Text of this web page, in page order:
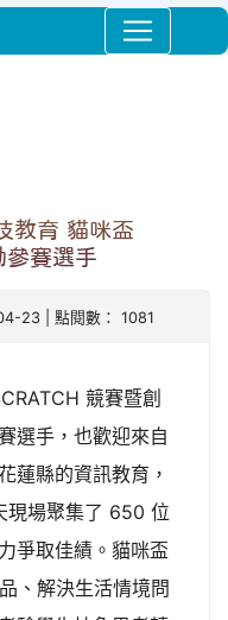
教育 貓咪盃
參賽選手
23 | 點閱數： 1081
競賽暨創
選手，也歡迎來自
蓮縣的資訊教育，
場聚集了 650 位
爭取佳績。貓咪盃
、解決生活情境問